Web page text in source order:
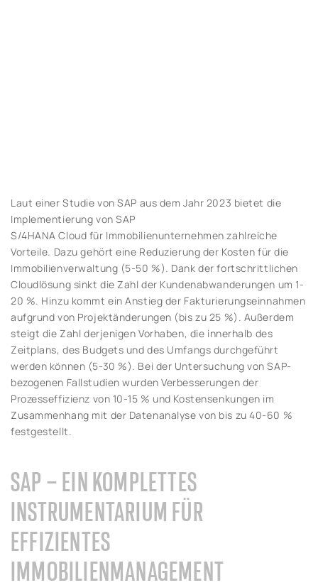
Laut einer Studie von SAP aus dem Jahr 2023 bietet die
Implementierung von SAP
S/4HANA Cloud für Immobilienunternehmen zahlreiche
Vorteile. Dazu gehört eine Reduzierung der Kosten für die
Immobilienverwaltung (5-50 %). Dank der fortschrittlichen
Cloudlösung sinkt die Zahl der Kundenabwanderungen um 1-
20 %. Hinzu kommt ein Anstieg der Fakturierungseinnahmen
aufgrund von Projektänderungen (bis zu 25 %). Außerdem
steigt die Zahl derjenigen Vorhaben, die innerhalb des
Zeitplans, des Budgets und des Umfangs durchgeführt
werden können (5-30 %). Bei der Untersuchung von SAP-
bezogenen Fallstudien wurden Verbesserungen der
Prozesseffizienz von 10-15 % und Kostensenkungen im
Zusammenhang mit der Datenanalyse von bis zu 40-60 %
festgestellt.
SAP – EIN KOMPLETTES
INSTRUMENTARIUM FÜR
EFFIZIENTES
IMMOBILIENMANAGEMENT